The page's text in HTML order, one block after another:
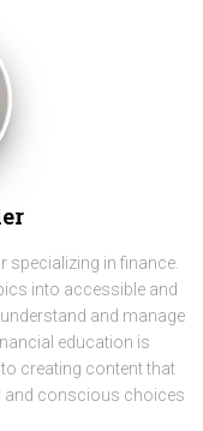
specializing in finance.
into accessible and
and manage
education is
creating content that
and conscious choices